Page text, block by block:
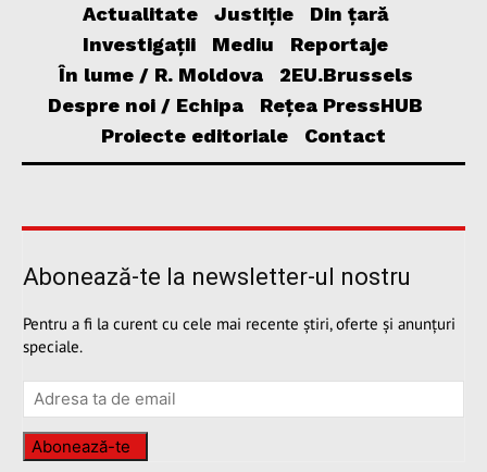
Actualitate Justiție
Din țară
Investigații
Mediu
Reportaje
În lume / R. Moldova
2EU.Brussels
Despre noi / Echipa
Rețea PressHUB
Proiecte editoriale
Contact
Abonează-te la newsletter-ul nostru
Pentru a fi la curent cu cele mai recente știri, oferte și anunțuri
speciale.
Abonează-te